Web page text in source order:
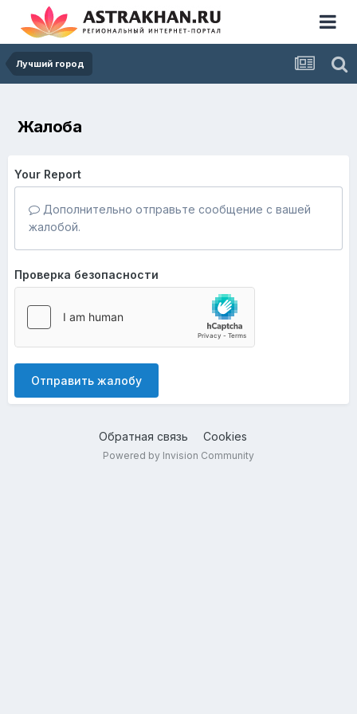
Лучший город
Жалоба
Your Report
Дополнительно отправьте сообщение с вашей
жалобой.
Проверка безопасности
Отправить жалобу
Обратная связь Cookies
Powered by Invision Community